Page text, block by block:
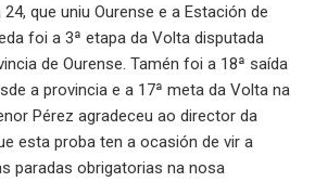
que uniu Ourense e a Estación de
foi a 3ª etapa da Volta disputada
de Ourense. Tamén foi a 18ª saída
a provincia e a 17ª meta da Volta na
Pérez agradeceu ao director da
esta proba ten a ocasión de vir a
paradas obrigatorias na nosa